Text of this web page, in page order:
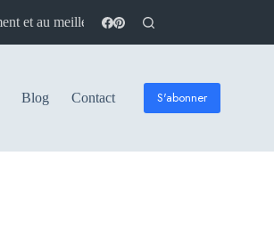
Blog Contact S'abonner